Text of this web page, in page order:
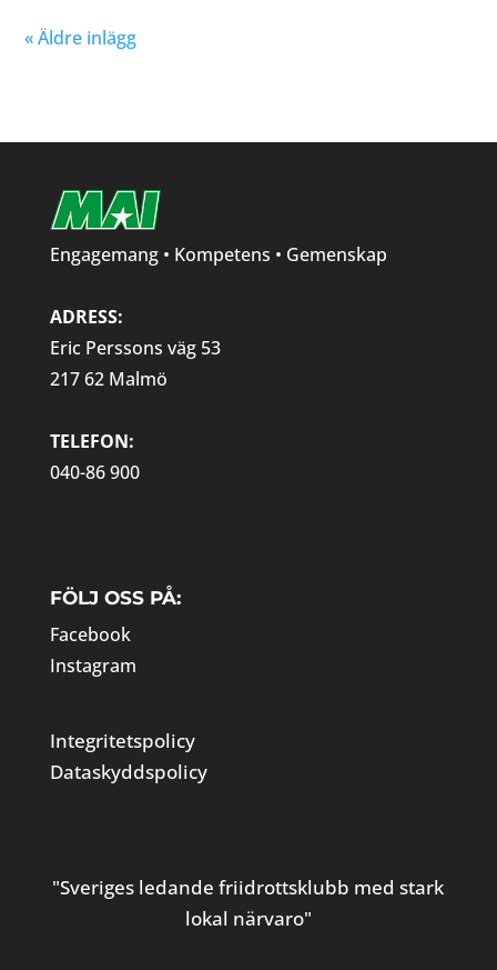
« Äldre inlägg
Engagemang • Kompetens • Gemenskap
ADRESS:
Eric Perssons väg 53
217 62 Malmö
TELEFON:
040-86 900
FÖLJ OSS PÅ:
Facebook
Instagram
Integritetspolicy
Dataskyddspolicy
"Sveriges ledande friidrottsklubb med stark
lokal närvaro"